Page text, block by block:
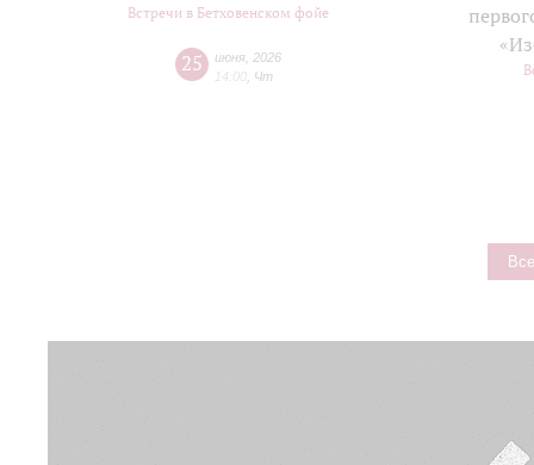
Встречи в Бетховенском фойе
25 июня 2026
14:00 Чт